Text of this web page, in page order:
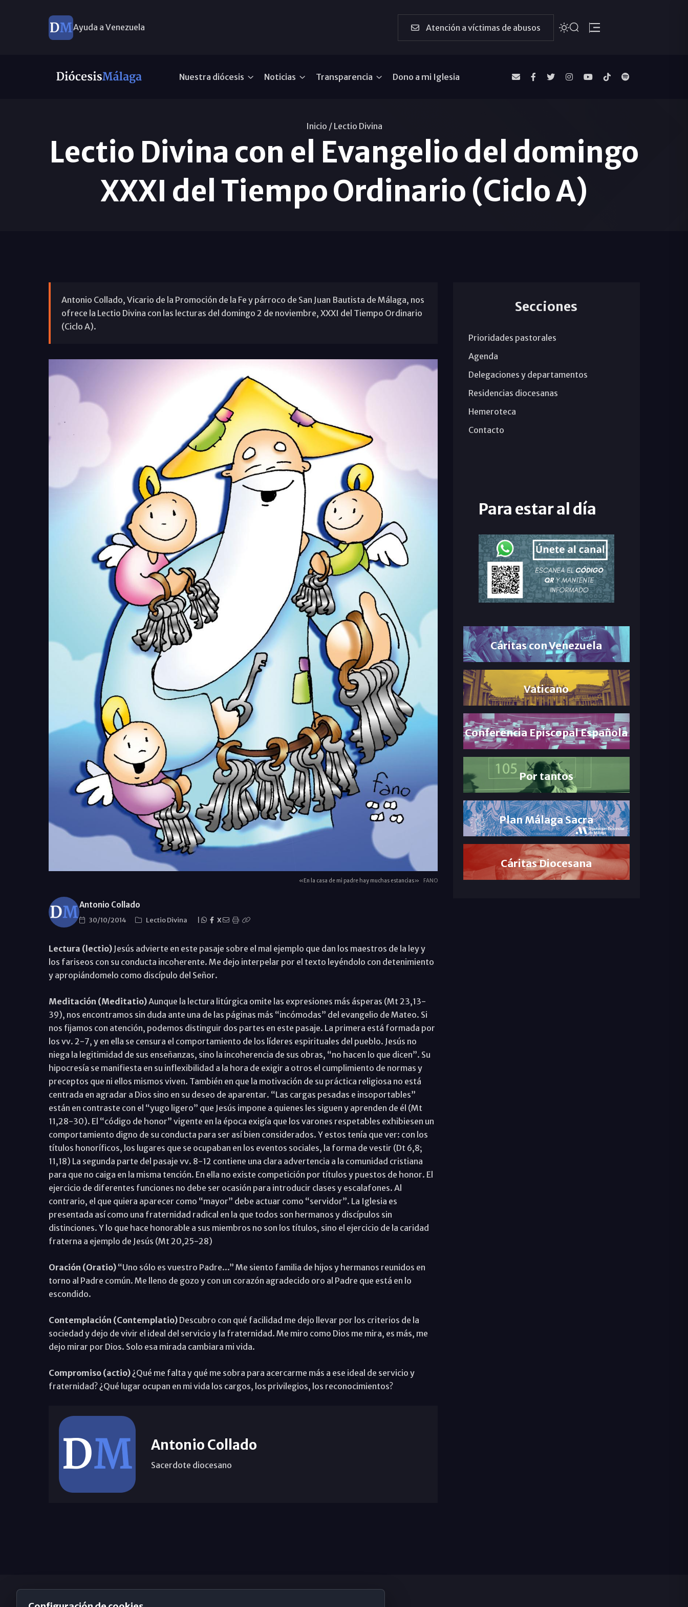
Ayuda a Venezuela Atención a víctimas de abusos
Nuestra diócesis Noticias Transparencia Dono a mi Iglesia
Inicio / Lectio Divina
Lectio Divina con el Evangelio del domingo
XXXI del Tiempo Ordinario (Ciclo A)
Antonio Collado, Vicario de la Promoción de la Fe y párroco de San Juan Bautista de Málaga, nos
ofrece la Lectio Divina con las lecturas del domingo 2 de noviembre, XXXI del Tiempo Ordinario
(Ciclo A).
«En la casa de mi padre hay muchas estancias» FANO
Antonio Collado
30/10/2014 Lectio Divina X
Lectura (lectio) Jesús advierte en este pasaje sobre el mal ejemplo que dan los maestros de la ley y
los fariseos con su conducta incoherente. Me dejo interpelar por el texto leyéndolo con detenimiento
y apropiándomelo como discípulo del Señor.
Meditación (Meditatio)Aunque la lectura litúrgica omite las expresiones más ásperas (Mt 23,13-
39), nos encontramos sin duda ante una de las páginas más “incómodas” del evangelio de Mateo. Si
nos fijamos con atención, podemos distinguir dos partes en este pasaje. La primera está formada por
los vv. 2-7, y en ella se censura el comportamiento de los líderes espirituales del pueblo. Jesús no
niega la legitimidad de sus enseñanzas, sino la incoherencia de sus obras, “no hacen lo que dicen”. Su
hipocresía se manifiesta en su inflexibilidad a la hora de exigir a otros el cumplimiento de normas y
preceptos que ni ellos mismos viven. También en que la motivación de su práctica religiosa no está
centrada en agradar a Dios sino en su deseo de aparentar. “Las cargas pesadas e insoportables”
están en contraste con el “yugo ligero” que Jesús impone a quienes les siguen y aprenden de él (Mt
11,28-30). El “código de honor” vigente en la época exigía que los varones respetables exhibiesen un
comportamiento digno de su conducta para ser así bien considerados. Y estos tenía que ver: con los
títulos honoríficos, los lugares que se ocupaban en los eventos sociales, la forma de vestir (Dt 6,8;
11,18) La segunda parte del pasaje vv. 8-12 contiene una clara advertencia a la comunidad cristiana
para que no caiga en la misma tención. En ella no existe competición por títulos y puestos de honor. El
ejercicio de diferentes funciones no debe ser ocasión para introducir clases y escalafones. Al
contrario, el que quiera aparecer como “mayor” debe actuar como “servidor”. La Iglesia es
presentada así como una fraternidad radical en la que todos son hermanos y discípulos sin
distinciones. Y lo que hace honorable a sus miembros no son los títulos, sino el ejercicio de la caridad
fraterna a ejemplo de Jesús (Mt 20,25-28)
Oración (Oratio) “Uno sólo es vuestro Padre...” Me siento familia de hijos y hermanos reunidos en
torno al Padre común. Me lleno de gozo y con un corazón agradecido oro al Padre que está en lo
escondido.
Contemplación (Contemplatio) Descubro con qué facilidad me dejo llevar por los criterios de la
sociedad y dejo de vivir el ideal del servicio y la fraternidad. Me miro como Dios me mira, es más, me
dejo mirar por Dios. Solo esa mirada cambiara mi vida.
Compromiso (actio)¿Qué me falta y qué me sobra para acercarme más a ese ideal de servicio y
fraternidad? ¿Qué lugar ocupan en mi vida los cargos, los privilegios, los reconocimientos?
Antonio Collado
Sacerdote diocesano
Secciones
Prioridades pastorales
Agenda
Delegaciones y departamentos
Residencias diocesanas
Hemeroteca
Contacto
Para estar al día
Cáritas con Venezuela
Vaticano
Conferencia Episcopal Española
Por tantos
Plan Málaga Sacra
Cáritas Diocesana